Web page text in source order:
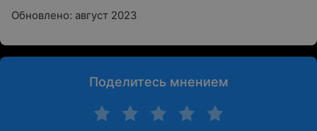
Обновлено: август 2023
Поделитесь мнением